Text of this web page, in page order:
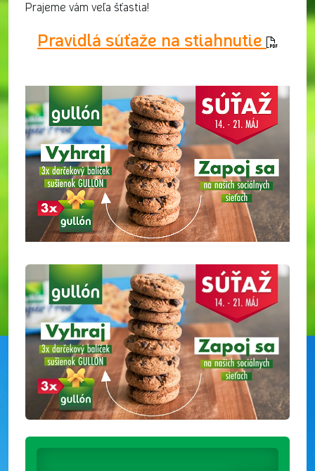
Prajeme vám veľa šťastia!
Pravidlá súťaže na stiahnutie